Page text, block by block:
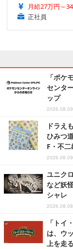
月給27万円～
正社員
「ポケ
センタ
ップ
ドラえ
ひみつ
F・不
ユニク
など妖
シャレ
「トイ
は、ウ
上を走